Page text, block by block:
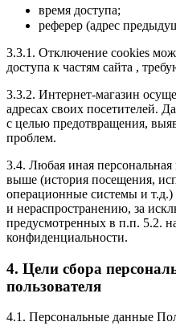
время доступа;
реферер (адрес
3.3.1. Отключение cookies
доступа к частям сайта ,
3.3.2. Интернет-магазин
адресах своих посетителей.
с целью предотвращения,
проблем.
3.4. Любая иная
выше (история посещения,
операционные системы и
и нераспространению, за
предусмотренных в п.п. 5.2.
конфиденциальности.
4. Цели сбора
пользователя
4.1. Персональные данные